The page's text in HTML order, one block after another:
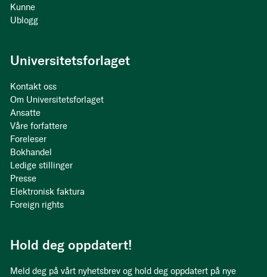
Kunne
Ublogg
Universitetsforlaget
Kontakt oss
Om Universitetsforlaget
Ansatte
Våre forfattere
Foreleser
Bokhandel
Ledige stillinger
Presse
Elektronisk faktura
Foreign rights
Hold deg oppdatert!
Meld deg på vårt nyhetsbrev og hold deg oppdatert på nye